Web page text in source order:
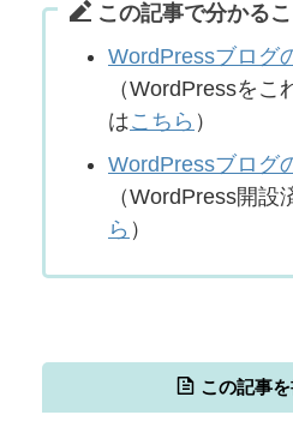
この記事で分かるこ
WordPressブログ
（WordPressを
はこちら ）
WordPressブログ
（WordPress開設
ら ）
この記事